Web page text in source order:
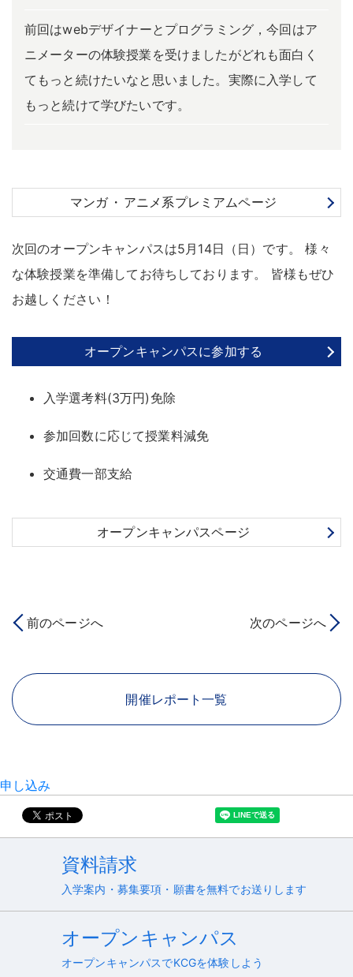
前回はwebデザイナーとプログラミング，今回はア
ニメーターの体験授業を受けましたがどれも面白く
てもっと続けたいなと思いました。実際に入学して
もっと続けて学びたいです。
マンガ ・ アニメ系プレミアムページ
次回のオープンキャンパスは5月14日（日）です。
様々
な体験授業を準備してお待ちしております。
皆様もぜひ
お越しください ！
オープンキャンパスに参加する
入学選考料(3万円)免除
参加回数に応じて授業料減免
交通費一部支給
オープンキャンパスページ
前のページへ 次のページへ
開催レポート一覧
申し込み
資料請求
入学案内・募集要項・願書を無料でお送りします
オープンキャンパス
オープンキャンパスでKCGを体験しよう